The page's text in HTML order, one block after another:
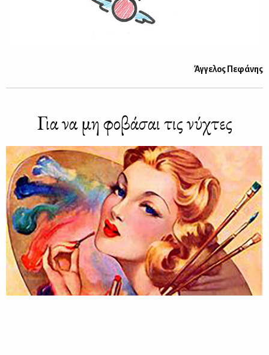
Άγ­γε­λος Πε­φά­νης
Για να μη φο­βά­σαι τις νύ­χτες